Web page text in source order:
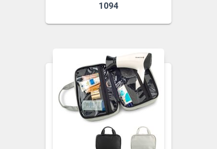
1094